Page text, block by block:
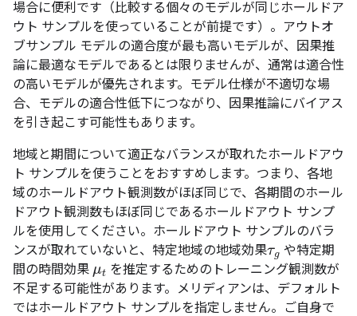
場合に便利です（比較する個々のモデルが同じホールドア
ウト サンプルを使っていることが前提です）。アウトオ
ブサンプル モデルの適合度が最も高いモデルが、因果推
論に最適なモデルであるとは限りませんが、通常は適合性
の高いモデルが優先されます。モデル仕様が不適切な場
合、モデルの適合性低下につながり、因果推論にバイアス
を引き起こす可能性もあります。
地域と期間について適正なバランスが取れたホールドアウ
ト サンプルを使うことをおすすめします。つまり、各地
域のホールドアウト観測数がほぼ同じで、各期間のホール
ドアウト観測数もほぼ同じであるホールドアウト サンプ
ルを使用してください。ホールドアウト サンプルのバラ
ンスが取れていないと、特定地域の地域効果τg
τg や特定期
間の時間効果 μt
μt を推定するためのトレーニング観測数が
不足する可能性があります。メリディアンは、デフォルト
ではホールドアウト サンプルを指定しません。ご自身で